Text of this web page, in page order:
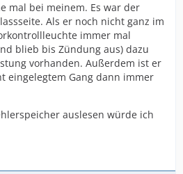
mal bei meinem. Es war der
Als er noch nicht ganz im
immer mal
blieb bis Zündung aus) dazu
vorhanden. Außerdem ist er
eingelegtem Gang dann immer
auslesen würde ich